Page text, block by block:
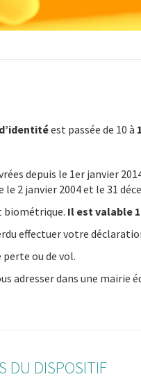
est passée de 10 à
depuis le 1er janvier
2 janvier 2004 et le 31
biométrique. Il est valable
effectuer votre
perte ou de vol.
dans une mairie
DU DISPOSITIF